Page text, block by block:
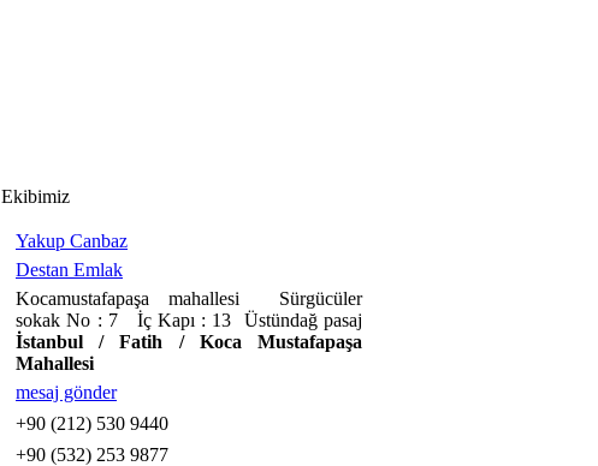
Ekibimiz
Yakup Canbaz
Destan Emlak
Kocamustafapaşa mahallesi Sürgücüler
sokak No : 7 İç Kapı : 13 Üstündağ pasaj
İstanbul / Fatih / Koca Mustafapaşa
Mahallesi
mesaj gönder
+90 (212) 530 9440
+90 (532) 253 9877